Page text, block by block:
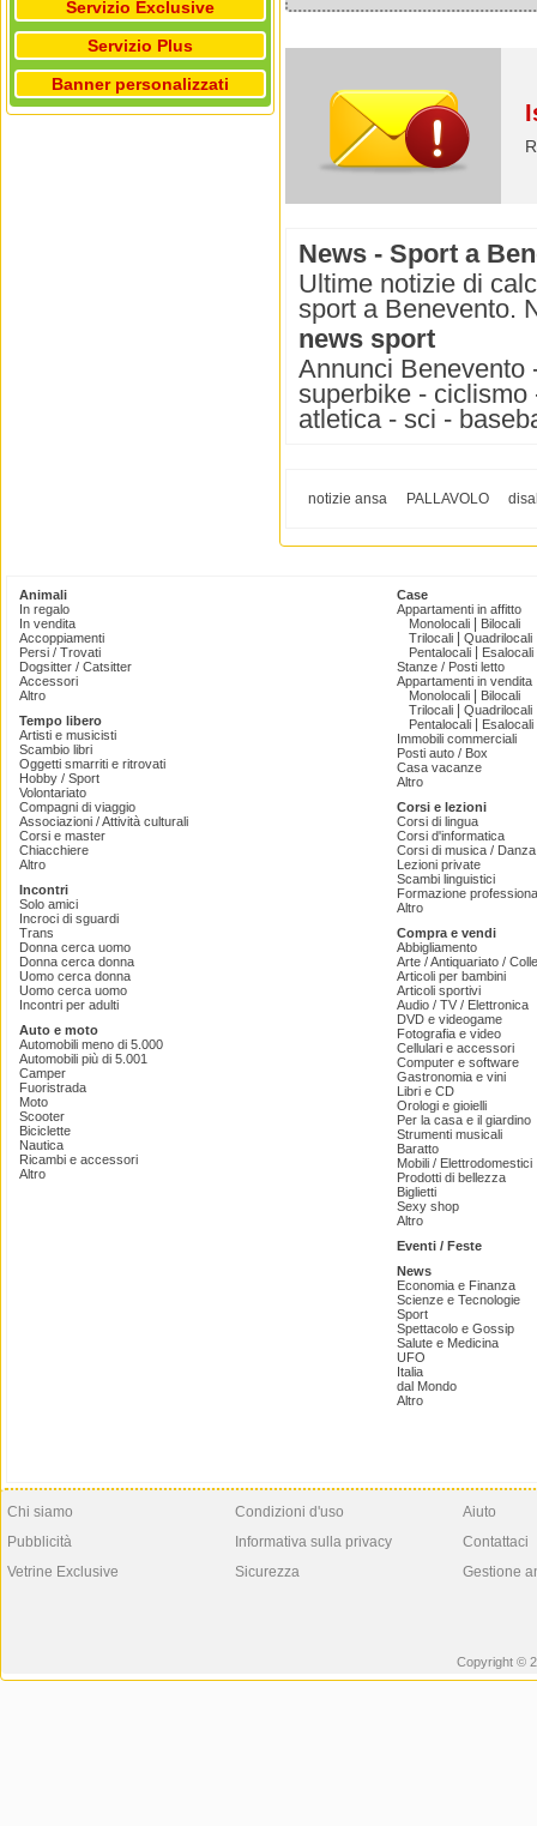
Servizio Exclusive
Servizio Plus
Banner personalizzati
News - Sport a
Ultime notizie di
sport a Benevento.
news sport
Annunci Benevento
superbike -
atletica - sci -
notizie ansa PALLAVOLO
Animali
In regalo
In vendita
Accoppiamenti
Persi / Trovati
Dogsitter / Catsitter
Accessori
Altro
Tempo libero
Artisti e musicisti
Scambio libri
Oggetti smarriti e ritrovati
Hobby / Sport
Volontariato
Compagni di viaggio
Associazioni / Attività culturali
Corsi e master
Chiacchiere
Altro
Incontri
Solo amici
Incroci di sguardi
Trans
Donna cerca uomo
Donna cerca donna
Uomo cerca donna
Uomo cerca uomo
Incontri per adulti
Auto e moto
Automobili meno di 5.000
Automobili più di 5.001
Camper
Fuoristrada
Moto
Scooter
Biciclette
Nautica
Ricambi e accessori
Altro
Case
Appartamenti in affitto
Monolocali
Bilocali
Trilocali
Quadrilocali
Pentalocali
Esalocali
Stanze / Posti letto
Appartamenti in vendita
Monolocali
Bilocali
Trilocali
Quadrilocali
Pentalocali
Esalocali
Immobili commerciali
Posti auto / Box
Casa vacanze
Altro
Corsi e lezioni
Corsi di lingua
Corsi d'informatica
Corsi di musica /
Lezioni private
Scambi linguistici
Formazione
Altro
Compra e vendi
Abbigliamento
Arte / Antiquariato /
Articoli per bambini
Articoli sportivi
Audio / TV / Elettronica
DVD e videogame
Fotografia e video
Cellulari e accessori
Computer e software
Gastronomia e vini
Libri e CD
Orologi e gioielli
Per la casa e il giardino
Strumenti musicali
Baratto
Mobili / Elettrodomestici
Prodotti di bellezza
Biglietti
Sexy shop
Altro
Eventi / Feste
News
Economia e Finanza
Scienze e Tecnologie
Sport
Spettacolo e Gossip
Salute e Medicina
UFO
Italia
dal Mondo
Altro
Chi siamo
Pubblicità
Vetrine Exclusive
Condizioni d'uso
Informativa sulla privacy
Sicurezza
Aiuto
Contattaci
Gestione
Copyright ©